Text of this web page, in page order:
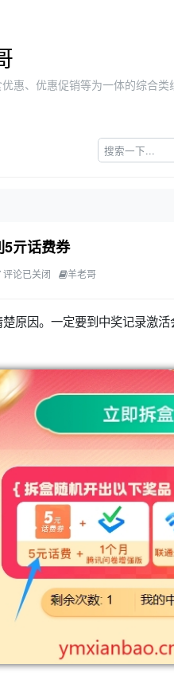
惠、优惠促销等为一体的综合类
亓话费券
评论已关闭 羊老哥
原因。一定要到中奖记录激